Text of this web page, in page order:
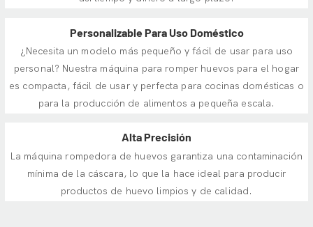
Personalizable Para Uso Doméstico
¿Necesita un modelo más pequeño y fácil de usar para uso
personal? Nuestra máquina para romper huevos para el hogar
es compacta, fácil de usar y perfecta para cocinas domésticas o
para la producción de alimentos a pequeña escala.
Alta Precisión
La máquina rompedora de huevos garantiza una contaminación
mínima de la cáscara, lo que la hace ideal para producir
productos de huevo limpios y de calidad.